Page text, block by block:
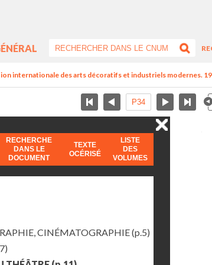
internationale des arts décoratifs et industriels modernes.
RECHERCHE
DANS LE
DOCUMENT
TEXTE
OCÉRISÉ
LISTE
DES
VOLUMES
CINÉMATOGRAPHIE(p.5)